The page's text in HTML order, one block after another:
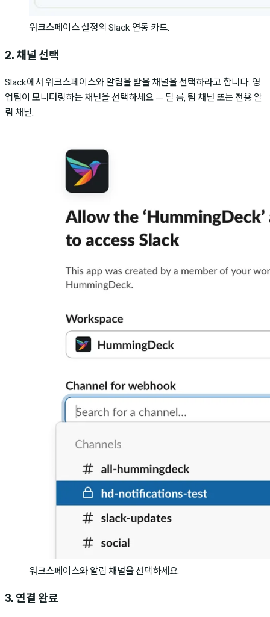
워크스페이스 설정의 Slack 연동 카드.
2. 채널 선택
Slack에서 워크스페이스와 알림을 받을 채널을 선택하라고 합니다. 영
업팀이 모니터링하는 채널을 선택하세요 — 딜 룸, 팀 채널 또는 전용 알
림 채널.
워크스페이스와 알림 채널을 선택하세요.
3. 연결 완료